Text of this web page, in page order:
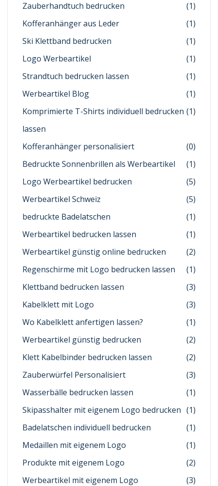
Zauberhandtuch bedrucken
(1)
Kofferanhänger aus Leder
(1)
Ski Klettband bedrucken
(1)
Logo Werbeartikel
(1)
Strandtuch bedrucken lassen
(1)
Werbeartikel Blog
(1)
Komprimierte T-Shirts individuell bedrucken
lassen
(1)
Kofferanhänger personalisiert
(0)
Bedruckte Sonnenbrillen als Werbeartikel
(1)
Logo Werbeartikel bedrucken
(5)
Werbeartikel Schweiz
(5)
bedruckte Badelatschen
(1)
Werbeartikel bedrucken lassen
(1)
Werbeartikel günstig online bedrucken
(2)
Regenschirme mit Logo bedrucken lassen
(1)
Klettband bedrucken lassen
(3)
Kabelklett mit Logo
(3)
Wo Kabelklett anfertigen lassen?
(1)
Werbeartikel günstig bedrucken
(2)
Klett Kabelbinder bedrucken lassen
(2)
Zauberwürfel Personalisiert
(3)
Wasserbälle bedrucken lassen
(1)
Skipasshalter mit eigenem Logo bedrucken (1)
Badelatschen individuell bedrucken
(1)
Medaillen mit eigenem Logo
(1)
Produkte mit eigenem Logo
(2)
Werbeartikel mit eigenem Logo
(3)